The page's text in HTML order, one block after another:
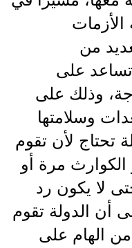
من
تساعد على
وذلك على
وسلامتها
تحتاج لأن تقوم
الكوارث مرة أو
لا يكون رد
أن الدولة تقوم
الهام على